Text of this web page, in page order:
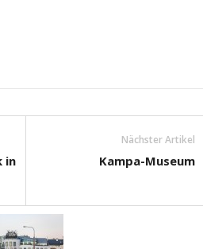
in
Nächster Artikel
Kampa-Museum